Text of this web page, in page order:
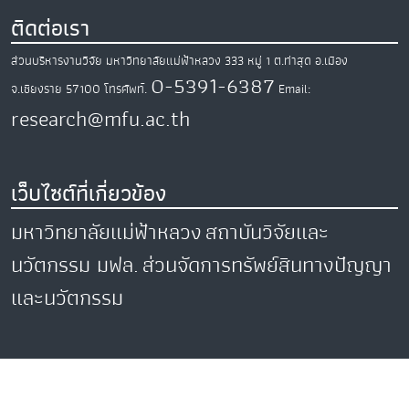
ติดต่อเรา
ส่วนบริหารงานวิจัย มหาวิทยาลัยแม่ฟ้าหลวง 333 หมู่ 1 ต.ท่าสุด อ.เมือง
จ.เชียงราย 57100 โทรศัพท์. 0-5391-6387 Email:
research@mfu.ac.th
เว็บไซต์ที่เกี่ยวข้อง
มหาวิทยาลัยแม่ฟ้าหลวงสถาบันวิจัยและ
นวัตกรรม มฟล.ส่วนจัดการทรัพย์สินทางปัญญา
และนวัตกรรม